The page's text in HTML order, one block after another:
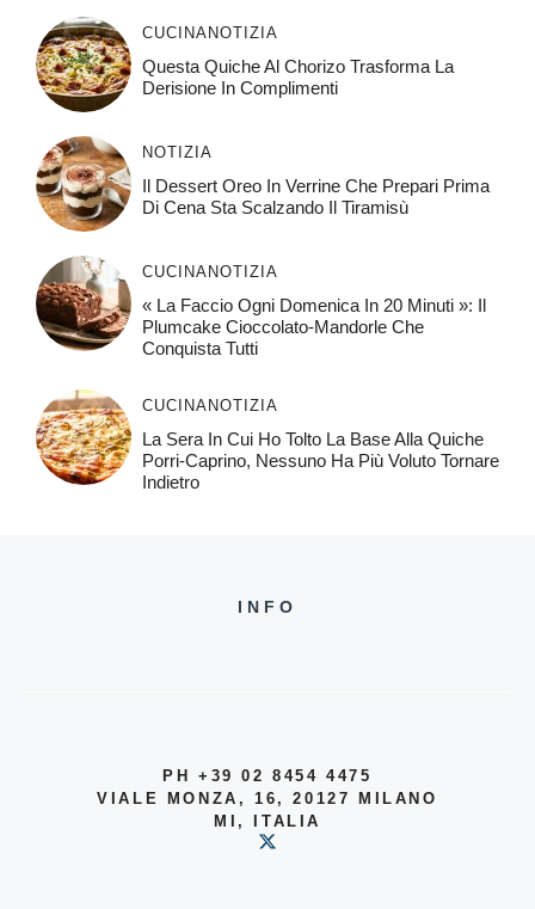
CUCINANOTIZIA
Questa Quiche Al Chorizo ​​trasforma La
Derisione In Complimenti
NOTIZIA
Il Dessert Oreo In Verrine Che Prepari Prima
Di Cena Sta Scalzando Il Tiramisù
CUCINANOTIZIA
« La Faccio Ogni Domenica In 20 Minuti »: Il
Plumcake Cioccolato-Mandorle Che
Conquista Tutti
CUCINANOTIZIA
La Sera In Cui Ho Tolto La Base Alla Quiche
Porri-Caprino, Nessuno Ha Più Voluto Tornare
Indietro
INFO
PH +39 02 8454 4475
VIALE MONZA, 16, 20127 MILANO
MI, ITALIA